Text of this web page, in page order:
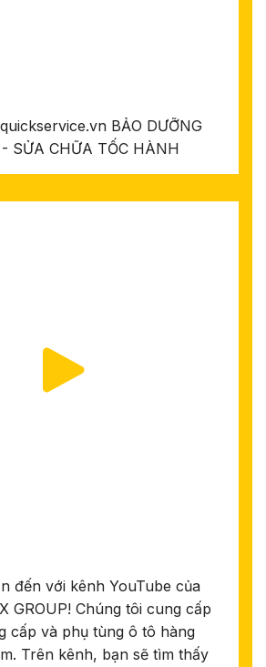
BẢO DƯỠNG
SỬA CHỮA TỐC HÀNH
đến với kênh YouTube của
GROUP! Chúng tôi cung cấp
cấp và phụ tùng ô tô hàng
Trên kênh, bạn sẽ tìm thấy